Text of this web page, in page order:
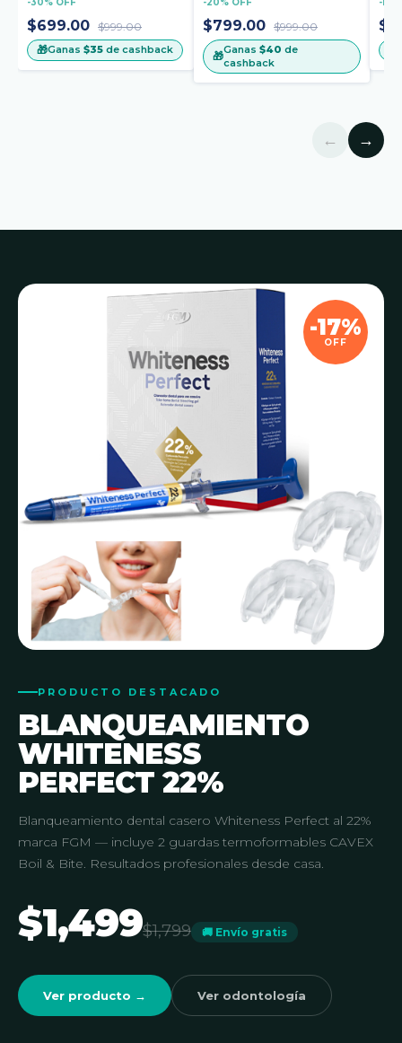
$699.00 $999.00
🎁Ganas $35 de cashback
$799.00 $999.00
🎁Ganas $40 de
cashback
← →
-17%
OFF
PRODUCTO DESTACADO
BLANQUEAMIENTO
WHITENESS
PERFECT 22%
Blanqueamiento dental casero Whiteness Perfect al 22%
marca FGM — incluye 2 guardas termoformables CAVEX
Boil & Bite. Resultados profesionales desde casa.
$1,499$1,799 🚚 Envío gratis
Ver producto → Ver odontología